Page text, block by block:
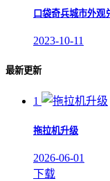
口袋奇兵城市外观
2023-10-11
最新更新
1
拖拉机升级
2026-06-01
下载